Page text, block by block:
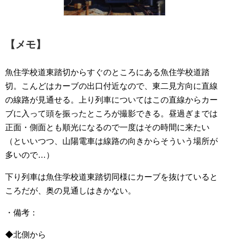
【メモ】
魚住学校道東踏切からすぐのところにある魚住学校道踏
切。こんどはカーブの出口付近なので、東二見方向に直線
の線路が見通せる。上り列車についてはこの直線からカー
ブに入って頭を振ったところが撮影できる。昼過ぎまでは
正面・側面とも順光になるので一度はその時間に来たい
（といいつつ、山陽電車は線路の向きからそういう場所が
多いので…）
下り列車は魚住学校道東踏切同様にカーブを抜けていると
ころだが、奥の見通しはきかない。
・備考：
◆北側から